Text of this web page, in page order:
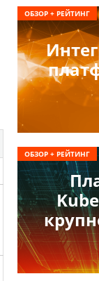
ОБЗОР + РЕЙТИНГ
ОБЗОР + РЕЙТИНГ